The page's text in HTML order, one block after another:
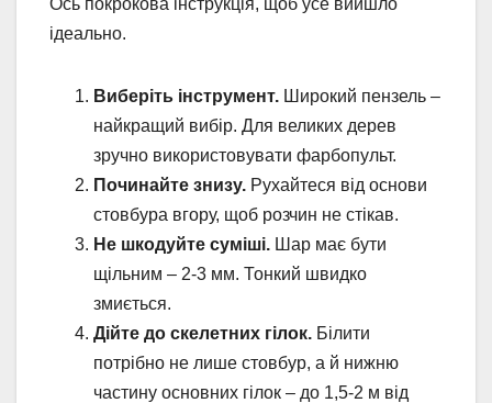
ідеально.
Виберіть інструмент. Широкий пензель –
найкращий вибір. Для великих дерев
зручно використовувати фарбопульт.
Починайте знизу. Рухайтеся від основи
стовбура вгору, щоб розчин не стікав.
Не шкодуйте суміші. Шар має бути
щільним – 2-3 мм. Тонкий швидко
змиється.
Дійте до скелетних гілок. Білити
потрібно не лише стовбур, а й нижню
частину основних гілок – до 1,5-2 м від